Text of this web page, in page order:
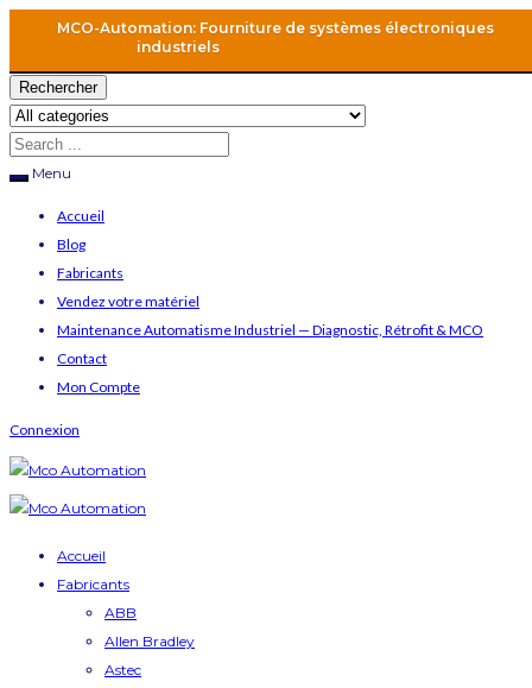
MCO-Automation: Fourniture de systèmes électroniques
industriels
Rechercher
Menu
Accueil
Blog
Fabricants
Vendez votre matériel
Maintenance Automatisme Industriel — Diagnostic, Rétrofit & MCO
Contact
Mon Compte
Connexion
Accueil
Fabricants
ABB
Allen Bradley
Astec